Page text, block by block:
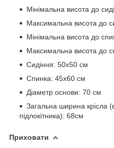
Мінімальна висота до
Максимальна висота до
Мінімальна висота до
Максимальна висота до
Сидіння: 50х50 см
Спинка: 45х60 см
Діаметр основи: 70 см
Загальна ширина крісла
підлокітника): 68см
Приховати